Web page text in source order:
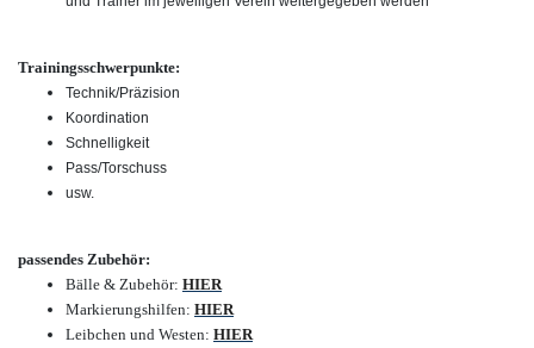
Trainingsschwerpunkte:
Technik/Präzision
Koordination
Schnelligkeit
Pass/Torschuss
usw.
passendes Zubehör:
Bälle & Zubehör: HIER
Markierungshilfen: HIER
Leibchen und Westen: HIER